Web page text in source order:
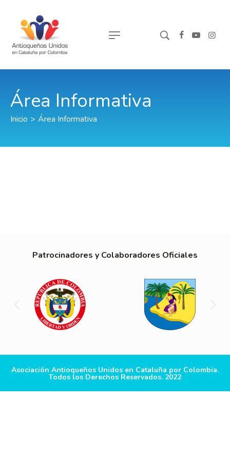
Área Informativa
Inicio > Área Informativa
Patrocinadores y Colaboradores Oficiales
Asociación Antioqueños Unidos en Cataluña por Colombia.
Todos los Derechos Reservados. 2022